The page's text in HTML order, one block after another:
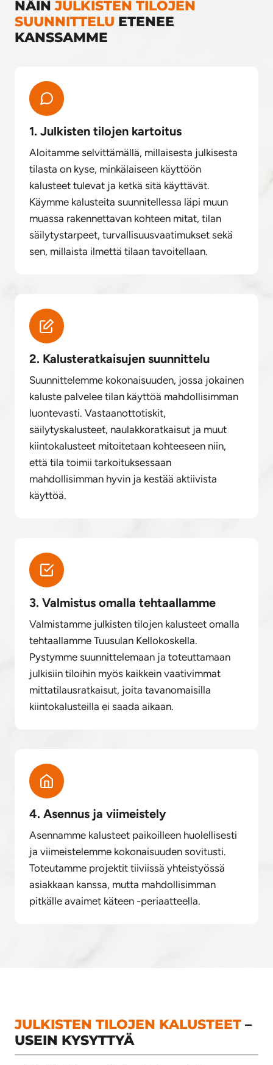
NÄINJULKISTEN TILOJEN
SUUNNITTELU ETENEE
KANSSAMME
1. Julkisten tilojen kartoitus
Aloitamme selvittämällä, millaisesta julkisesta
tilasta on kyse, minkälaiseen käyttöön
kalusteet tulevat ja ketkä sitä käyttävät.
Käymme kalusteita suunnitellessa läpi muun
muassa rakennettavan kohteen mitat, tilan
säilytystarpeet, turvallisuusvaatimukset sekä
sen, millaista ilmettä tilaan tavoitellaan.
2. Kalusteratkaisujen suunnittelu
Suunnittelemme kokonaisuuden, jossa jokainen
kaluste palvelee tilan käyttöä mahdollisimman
luontevasti. Vastaanottotiskit,
säilytyskalusteet, naulakkoratkaisut ja muut
kiintokalusteet mitoitetaan kohteeseen niin,
että tila toimii tarkoituksessaan
mahdollisimman hyvin ja kestää aktiivista
käyttöä.
3. Valmistus omalla tehtaallamme
Valmistamme julkisten tilojen kalusteet omalla
tehtaallamme Tuusulan Kellokoskella.
Pystymme suunnittelemaan ja toteuttamaan
julkisiin tiloihin myös kaikkein vaativimmat
mittatilausratkaisut, joita tavanomaisilla
kiintokalusteilla ei saada aikaan.
4. Asennus ja viimeistely
Asennamme kalusteet paikoilleen huolellisesti
ja viimeistelemme kokonaisuuden sovitusti.
Toteutamme projektit tiiviissä yhteistyössä
asiakkaan kanssa, mutta mahdollisimman
pitkälle avaimet käteen -periaatteella.
JULKISTEN TILOJEN KALUSTEET –
USEIN KYSYTTYÄ